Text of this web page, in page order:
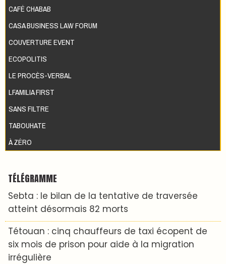
CAFÉ CHABAB
CASA BUSINESS LAW FORUM
COUVERTURE EVENT
ECOPOLITIS
LE PROCÈS-VERBAL
LFAMILIA FIRST
SANS FILTRE
TABOUHATE
À ZÉRO
TÉLÉGRAMME
Sebta : le bilan de la tentative de traversée
atteint désormais 82 morts
Tétouan : cinq chauffeurs de taxi écopent de
six mois de prison pour aide à la migration
irrégulière